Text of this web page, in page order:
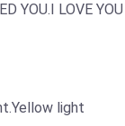
YOU.I LOVE YOU
light